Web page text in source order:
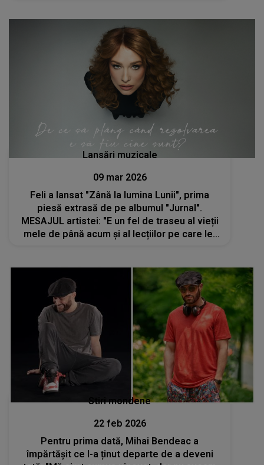
Lansări muzicale
09 mar 2026
Feli a lansat "Zână la lumina Lunii", prima
piesă extrasă de pe albumul "Jurnal".
MESAJUL artistei: "E un fel de traseu al vieții
mele de până acum și al lecțiilor pe care le-
Stiri mondene
22 feb 2026
Pentru prima dată, Mihai Bendeac a
împărtășit ce l-a ținut departe de a deveni